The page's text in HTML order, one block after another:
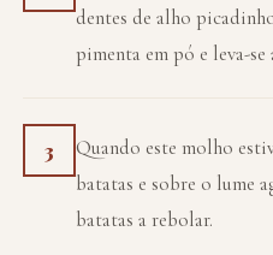
dentes de alho
pimenta em pó e leva-se
3
Quando este molho
batatas e sobre o lume
batatas a rebolar.